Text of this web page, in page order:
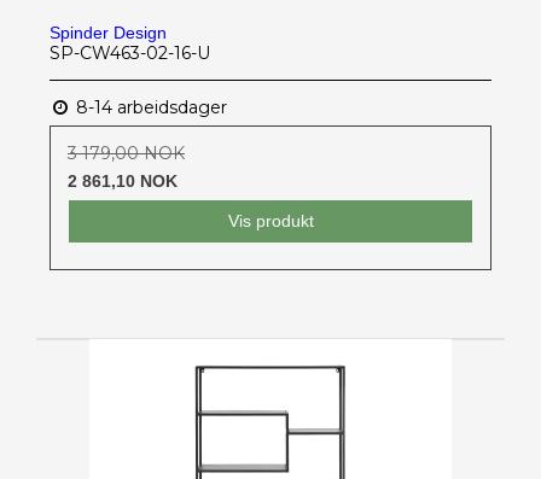
Spinder Design
SP-CW463-02-16-U
8-14 arbeidsdager
3 179,00 NOK
2 861,10 NOK
Vis produkt